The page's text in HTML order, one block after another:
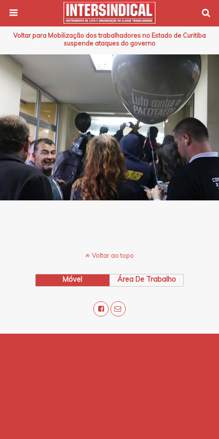
Voltar para Mobilização dos trabalhadores no Estado de Curitiba
suspende ataques do governo
Voltar ao topo
Móvel Área De Trabalho